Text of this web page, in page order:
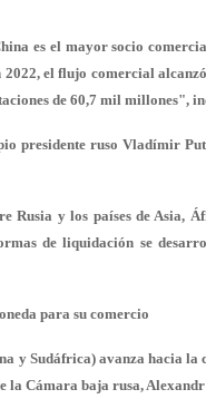
es el mayor socio
el flujo comercial
de 60,7 mil millones",
presidente ruso Vladímir
Rusia y los países de Asia,
de liquidación se
para su comercio
y Sudáfrica) avanza hacia la
la Cámara baja rusa,